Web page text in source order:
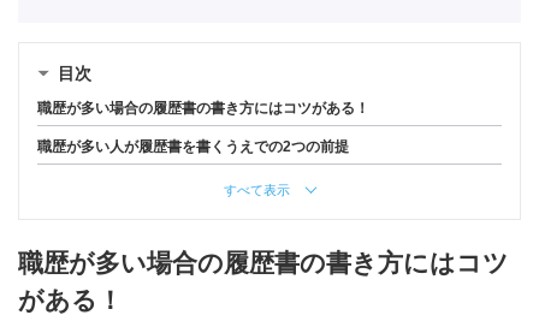
目次
職歴が多い場合の履歴書の書き方にはコツがある！
職歴が多い人が履歴書を書くうえでの2つの前提
すべて表示
職歴が多い場合の履歴書の書き方にはコツ
がある！